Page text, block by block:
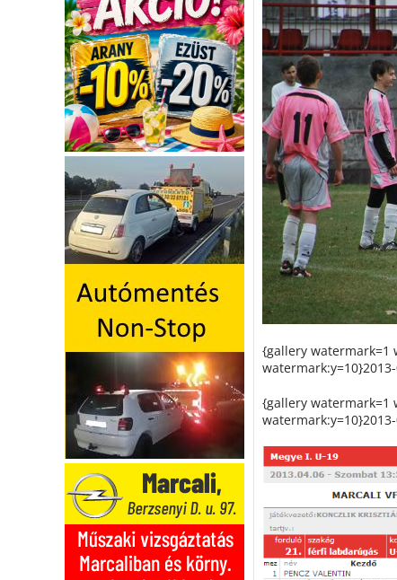
{gallery watermark=1
{gallery watermark=1